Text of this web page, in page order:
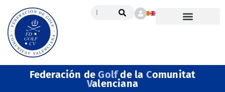
Federación deGolfde la Comunitat
Valenciana